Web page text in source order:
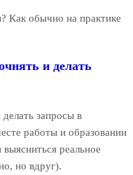
Как обычно на практике
и делать
запросы в
работы и образовании
реальное
но вдруг).